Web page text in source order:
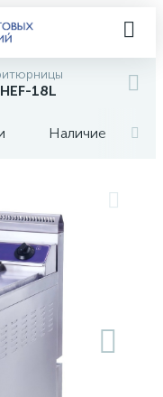
18L
Наличие